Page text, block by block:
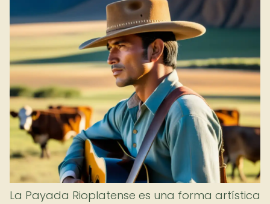
La Payada Rioplatense es una forma artística